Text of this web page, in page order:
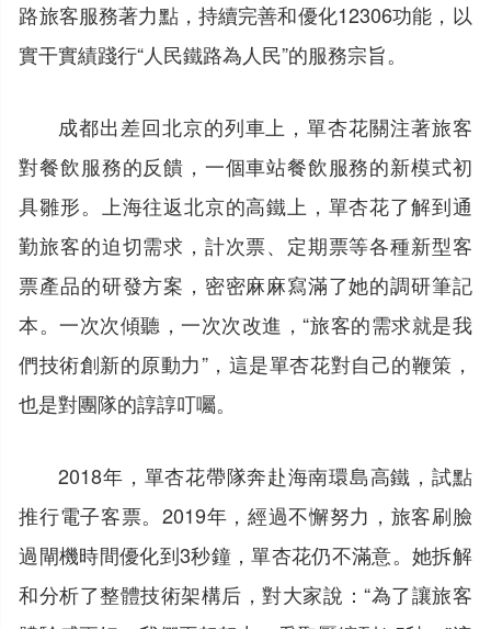
路旅客服務著力點，持續完善和優化12306功能，以
實干實績踐行“人民鐵路為人民”的服務宗旨。
成都出差回北京的列車上，單杏花關注著旅客
對餐飲服務的反饋，一個車站餐飲服務的新模式初
具雛形。上海往返北京的高鐵上，單杏花了解到通
勤旅客的迫切需求，計次票、定期票等各種新型客
票產品的研發方案，密密麻麻寫滿了她的調研筆記
本。一次次傾聽，一次次改進，“旅客的需求就是我
們技術創新的原動力”，這是單杏花對自己的鞭策，
也是對團隊的諄諄叮囑。
2018年，單杏花帶隊奔赴海南環島高鐵，試點
推行電子客票。2019年，經過不懈努力，旅客刷臉
過閘機時間優化到3秒鐘，單杏花仍不滿意。她拆解
和分析了整體技術架構后，對大家說：“為了讓旅客